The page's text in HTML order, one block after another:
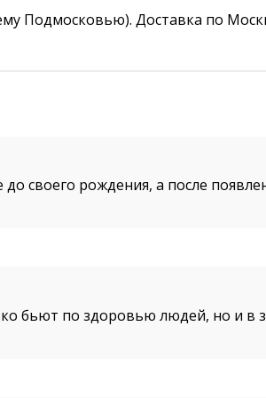
Подмосковью). Доставка по
своего рождения, а после
бьют по здоровью людей, но и в